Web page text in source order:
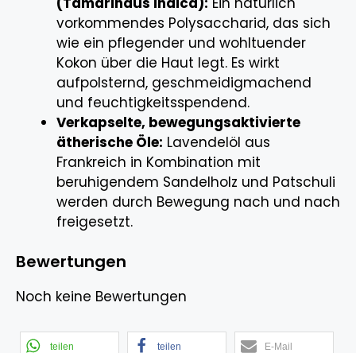
vorkommendes Polysaccharid, das sich
wie ein pflegender und wohltuender
Kokon über die Haut legt. Es wirkt
aufpolsternd, geschmeidigmachend
und feuchtigkeitsspendend.
Verkapselte, bewegungsaktivierte
ätherische Öle: Lavendelöl aus
Frankreich in Kombination mit
beruhigendem Sandelholz und Patschuli
werden durch Bewegung nach und nach
freigesetzt.
Bewertungen
Noch keine Bewertungen
teilen teilen E-Mail